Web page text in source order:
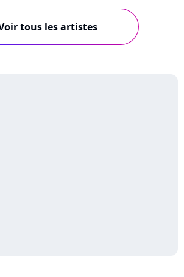
tous les artistes